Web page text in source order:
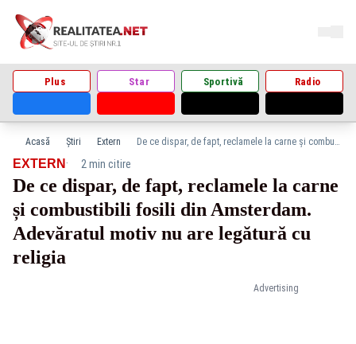
Plus Star Sportivă Radio
Acasă Știri Extern De ce dispar, de fapt, reclamele la carne și combustibili fosili din Amsterdam. Adevăratul motiv nu are legătură cu religia
Advertising
EXTERN · 2 min citire
De ce dispar, de fapt, reclamele la carne
și combustibili fosili din Amsterdam.
Adevăratul motiv nu are legătură cu
religia